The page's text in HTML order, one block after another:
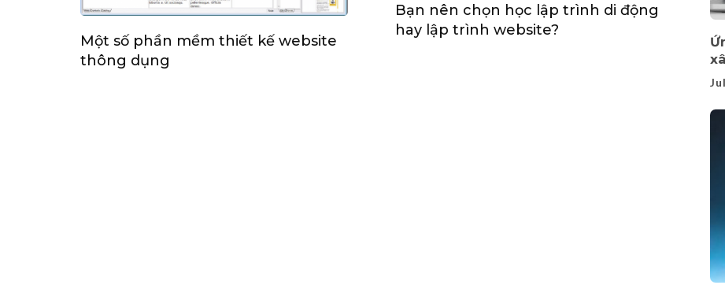
Một số phần mềm thiết kế website
thông dụng
Bạn nên chọn học lập trình di động
hay lập trình website?